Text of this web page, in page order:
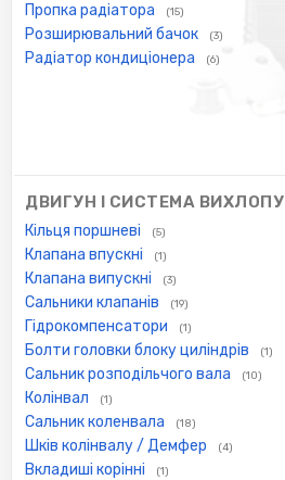
Пропка радіатора (15)
Розширювальний бачок (3)
Радіатор кондиціонера (6)
ДВИГУН І СИСТЕМА ВИХЛОПУ
Кільця поршневі (5)
Клапана впускні (1)
Клапана випускні (3)
Сальники клапанів (19)
Гідрокомпенсатори (1)
Болти головки блоку циліндрів (1)
Сальник розподільчого вала (10)
Колінвал (1)
Сальник коленвала (18)
Шків колінвалу / Демфер (4)
Вкладиші корінні (1)